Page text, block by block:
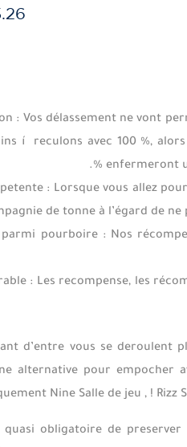
: Vos délassement ne vont
í reculons avec 100 %,
enfermeront
: Lorsque vous allez
de tonne à l’égard de
pourboire : Nos
: Les recompense, les
d’entre vous se deroulent
alternative pour empocher
Nine Salle de jeu , !
obligatoire de